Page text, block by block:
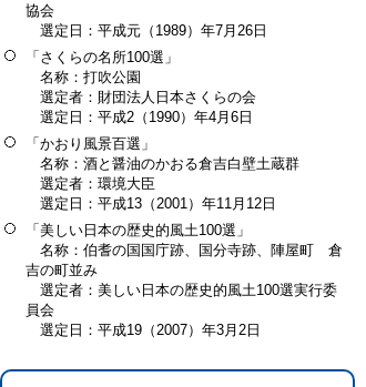
協会
選定日：平成元（1989）年7月26日
「さくらの名所100選」
名称：打吹公園
選定者：財団法人日本さくらの会
選定日：平成2（1990）年4月6日
「かおり風景百選」
名称：酒と醤油のかおる倉吉白壁土蔵群
選定者：環境大臣
選定日：平成13（2001）年11月12日
「美しい日本の歴史的風土100選」
名称：伯耆の国国庁跡、国分寺跡、陣屋町 倉
吉の町並み
選定者：美しい日本の歴史的風土100選実行委
員会
選定日：平成19（2007）年3月2日